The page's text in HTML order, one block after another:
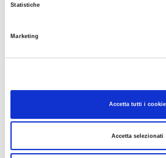
Statistiche
Marketing
Accetta tutti i cookie
Accetta selezionati
Politica per il sistema di
Autostrada Brescia Verona